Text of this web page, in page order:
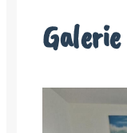
Galerie